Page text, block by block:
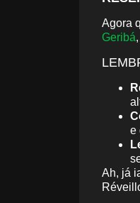
Agora
Geribá
e
Ah, já